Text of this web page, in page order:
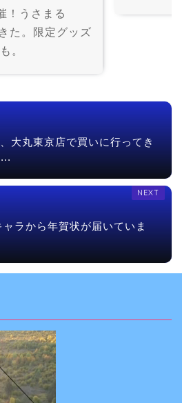
！うさまる
た。限定グッズ
。
大丸東京店で買いに行ってき
ラから年賀状が届いていま